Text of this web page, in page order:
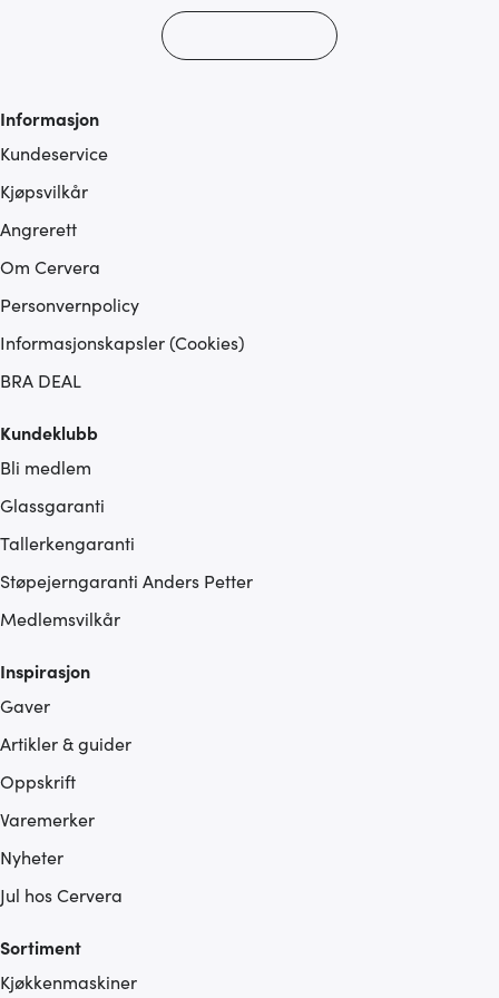
Informasjon
Kundeservice
Kjøpsvilkår
Angrerett
Om Cervera
Personvernpolicy
Informasjonskapsler (Cookies)
BRA DEAL
Kundeklubb
Bli medlem
Glassgaranti
Tallerkengaranti
Støpejerngaranti Anders Petter
Medlemsvilkår
Inspirasjon
Gaver
Artikler & guider
Oppskrift
Varemerker
Nyheter
Jul hos Cervera
Sortiment
Kjøkkenmaskiner